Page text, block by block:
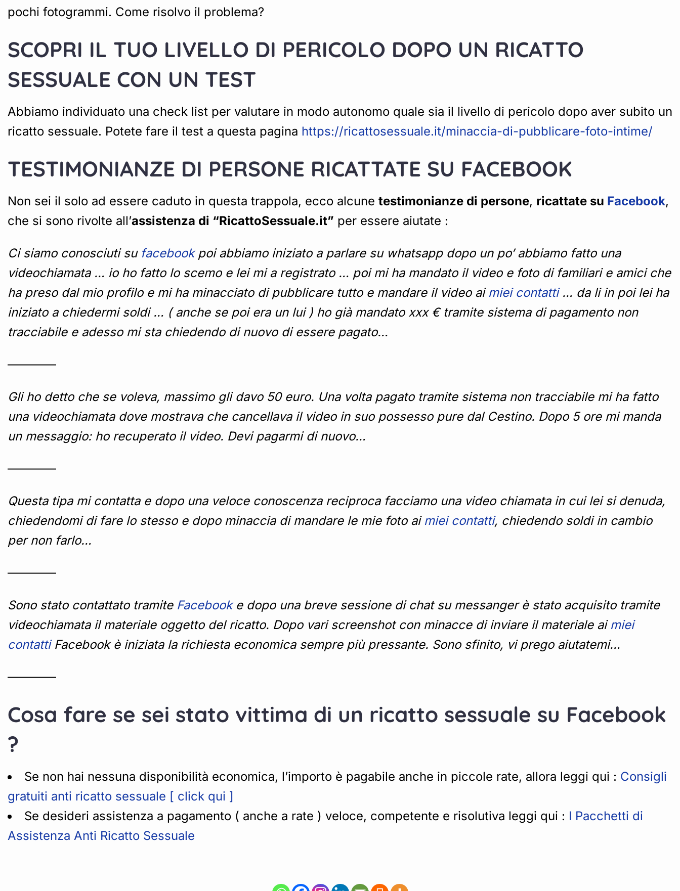
pochi fotogrammi. Come risolvo il problema?
SCOPRI IL TUO LIVELLO DI PERICOLO DOPO UN RICATTO
SESSUALE CON UN TEST
Abbiamo individuato una check list per valutare in modo autonomo quale sia il livello di pericolo dopo aver subito un
ricatto sessuale. Potete fare il test a questa pagina https://ricattosessuale.it/minaccia-di-pubblicare-foto-intime/
TESTIMONIANZE DI PERSONE RICATTATE SU FACEBOOK
Non sei il solo ad essere caduto in questa trappola, ecco alcune testimonianze di persone, ricattate su Facebook,
che si sono rivolte all’assistenza di “RicattoSessuale.it” per essere aiutate :
Ci siamo conosciuti su facebookpoi abbiamo iniziato a parlare su whatsapp dopo un po’ abbiamo fatto una
videochiamata … io ho fatto lo scemo e lei mi a registrato … poi mi ha mandato il video e foto di familiari e amici che
ha preso dal mio profilo e mi ha minacciato di pubblicare tutto e mandare il video ai miei contatti… da li in poi lei ha
iniziato a chiedermi soldi … ( anche se poi era un lui ) ho già mandato xxx € tramite sistema di pagamento non
tracciabile e adesso mi sta chiedendo di nuovo di essere pagato…
————
Gli ho detto che se voleva, massimo gli davo 50 euro. Una volta pagato tramite sistema non tracciabile mi ha fatto
una videochiamata dove mostrava che cancellava il video in suo possesso pure dal Cestino. Dopo 5 ore mi manda
un messaggio: ho recuperato il video. Devi pagarmi di nuovo…
————
Questa tipa mi contatta e dopo una veloce conoscenza reciproca facciamo una video chiamata in cui lei si denuda,
chiedendomi di fare lo stesso e dopo minaccia di mandare le mie foto ai miei contatti, chiedendo soldi in cambio
per non farlo…
————
Sono stato contattato tramite Facebooke dopo una breve sessione di chat su messanger è stato acquisito tramite
videochiamata il materiale oggetto del ricatto. Dopo vari screenshot con minacce di inviare il materiale ai miei
contattiFacebook è iniziata la richiesta economica sempre più pressante. Sono sfinito, vi prego aiutatemi…
————
Cosa fare se sei stato vittima di un ricatto sessuale su Facebook
?
Se non hai nessuna disponibilità economica, l’importo è pagabile anche in piccole rate, allora leggi qui : Consigli
gratuiti anti ricatto sessuale [ click qui ]
Se desideri assistenza a pagamento ( anche a rate ) veloce, competente e risolutiva leggi qui : I Pacchetti di
Assistenza Anti Ricatto Sessuale